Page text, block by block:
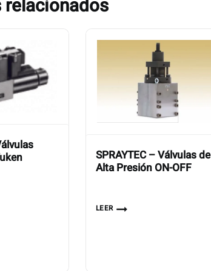
SPRAYTEC – Válvulas de
Alta Presión ON-OFF
LEER